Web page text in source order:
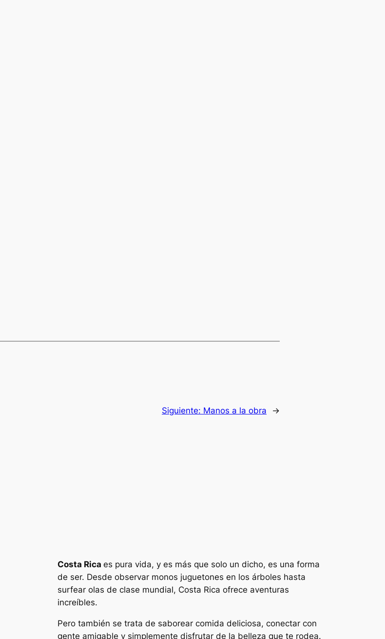
Siguiente: Manos a la obra →
Costa Rica es pura vida, y es más que solo un dicho, es una forma
de ser. Desde observar monos juguetones en los árboles hasta
surfear olas de clase mundial, Costa Rica ofrece aventuras
increíbles.
Pero también se trata de saborear comida deliciosa, conectar con
gente amigable y simplemente disfrutar de la belleza que te rodea.